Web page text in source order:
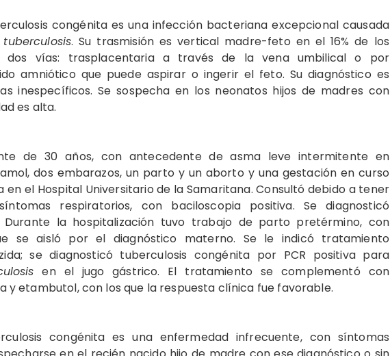
congénita es una infección bacteriana excepcional causada
. Su trasmisión es vertical madre-feto en el 16% de los
dos vías: trasplacentaria a través de la vena umbilical o por
amniótico que puede aspirar o ingerir el feto. Su diagnóstico es
inespecíficos. Se sospecha en los neonatos hijos de madres con
es alta.
de 30 años, con antecedente de asma leve intermitente en
dos embarazos, un parto y un aborto y una gestación en curso
en el Hospital Universitario de la Samaritana. Consultó debido a tener
respiratorios, con baciloscopia positiva. Se diagnosticó
Durante la hospitalización tuvo trabajo de parto pretérmino, con
se aisló por el diagnóstico materno. Se le indicó tratamiento
se diagnosticó tuberculosis congénita por PCR positiva para
en el jugo gástrico. El tratamiento se complementó con
y etambutol, con los que la respuesta clínica fue favorable.
congénita es una enfermedad infrecuente, con síntomas